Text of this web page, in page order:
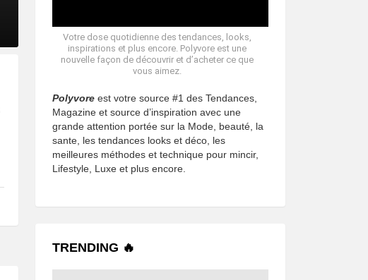
Votre dose quotidienne des tendances, looks,
inspirations et plus encore. Polyvore est une
nouvelle façon de découvrir et d’acheter ce que
vous aimez.
Polyvore est votre source #1 des Tendances,
Magazine et source d’inspiration avec une
grande attention portée sur la Mode, beauté, la
sante, les tendances looks et déco, les
meilleures méthodes et technique pour mincir,
Lifestyle, Luxe et plus encore.
TRENDING 🔥